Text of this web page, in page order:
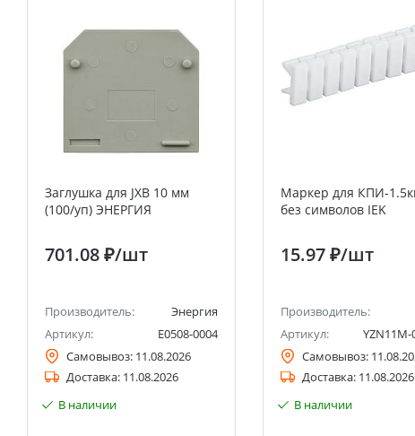
Заглушка для JXB 10 мм
(100/уп) ЭНЕРГИЯ
701.08 ₽/шт
Производитель:
Энергия
Артикул:
Е0508-0004
Самовывоз: 11.08.2026
Доставка: 11.08.2026
В наличии
Маркер для КПИ-
без символов IEK
15.97 ₽/шт
Производитель:
Артикул:
YZN11M-
Самовывоз:
Доставка: 11.08.2026
В наличии